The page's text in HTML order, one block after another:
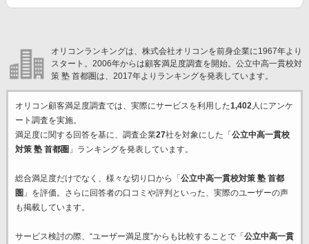
オリコンランキングは、株式会社オリコンを前身企業に1967年より
スタート。2006年からは顧客満足度調査を開始。公立中高一貫校対
策 塾 首都圏は、2017年よりランキングを発表しています。
オリコン顧客満足度調査では、実際にサービスを利用した1,402人にアンケ
ート調査を実施。
満足度に関する回答を基に、調査企業27社を対象にした「 公立中高一貫校
対策 塾 首都圏 」ランキングを発表しています。
総合満足度だけでなく、様々な切り口から「 公立中高一貫校対策 塾 首都
圏 」を評価。さらに回答者の口コミや評判といった、実際のユーザーの声
も掲載しています。
サービス検討の際、“ユーザー満足度”からも比較することで「 公立中高一貫